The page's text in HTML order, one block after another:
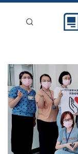
新聞稿分類
登入
刊登